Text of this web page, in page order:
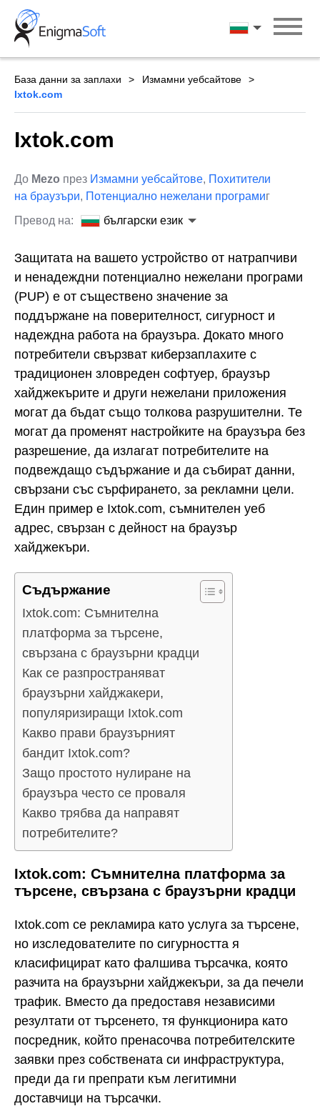
Skip
content
български
База данни за заплахи
Измамни уебсайтове
Ixtok.com
Ixtok.com
До Mezo през Измамни уебсайтове, Похитители
на браузъри, Потенциално нежелани програмиг
Превод на:
български език
Защитата на вашето устройство от натрапчиви
и ненадеждни потенциално нежелани програми
(PUP) е от съществено значение за
поддържане на поверителност, сигурност и
надеждна работа на браузъра. Докато много
потребители свързват киберзаплахите с
традиционен зловреден софтуер, браузър
хайджекърите и други нежелани приложения
могат да бъдат също толкова разрушителни. Те
могат да променят настройките на браузъра без
разрешение, да излагат потребителите на
подвеждащо съдържание и да събират данни,
свързани със сърфирането, за рекламни цели.
Един пример е Ixtok.com, съмнителен уеб
адрес, свързан с дейност на браузър
хайджекъри.
Съдържание
Ixtok.com: Съмнителна
платформа за търсене,
свързана с браузърни крадци
Как се разпространяват
браузърни хайджакери,
популяризиращи Ixtok.com
Какво прави браузърният
бандит Ixtok.com?
Защо простото нулиране на
браузъра често се проваля
Какво трябва да направят
потребителите?
Ixtok.com: Съмнителна платформа за
търсене, свързана с браузърни крадци
Ixtok.com се рекламира като услуга за търсене,
но изследователите по сигурността я
класифицират като фалшива търсачка, която
разчита на браузърни хайджекъри, за да печели
трафик. Вместо да предоставя независими
резултати от търсенето, тя функционира като
посредник, който пренасочва потребителските
заявки през собствената си инфраструктура,
преди да ги препрати към легитимни
доставчици на търсачки.